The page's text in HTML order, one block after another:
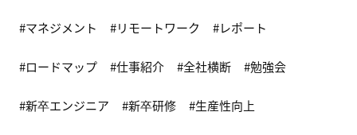
マネジメント リモートワーク レポート
ロードマップ 仕事紹介 全社横断 勉強会
新卒エンジニア 新卒研修 生産性向上